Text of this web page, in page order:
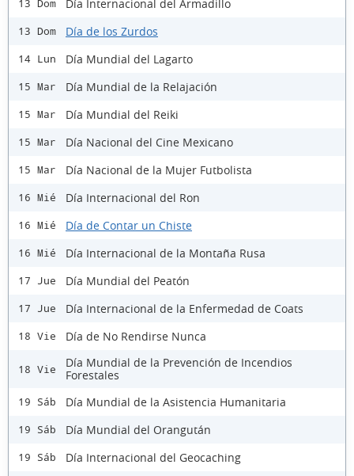
13 Dom Día Internacional del Armadillo
13 Dom Día de los Zurdos
14 Lun Día Mundial del Lagarto
15 Mar Día Mundial de la Relajación
15 Mar Día Mundial del Reiki
15 Mar Día Nacional del Cine Mexicano
15 Mar Día Nacional de la Mujer Futbolista
16 Mié Día Internacional del Ron
16 Mié Día de Contar un Chiste
16 Mié Día Internacional de la Montaña Rusa
17 Jue Día Mundial del Peatón
17 Jue Día Internacional de la Enfermedad de Coats
18 Vie Día de No Rendirse Nunca
18 Vie
Día Mundial de la Prevención de Incendios
Forestales
19 Sáb Día Mundial de la Asistencia Humanitaria
19 Sáb Día Mundial del Orangután
19 Sáb Día Internacional del Geocaching